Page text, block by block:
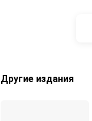
Другие издания